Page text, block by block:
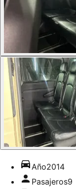
Año2014
Pasajeros9